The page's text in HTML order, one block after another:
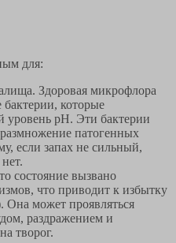
для:
Здоровая микрофлора
которые
pH. Эти бактерии
патогенных
если запах не сильный,
состояние вызвано
что приводит к избытку
Она может проявляться
раздражением и
творог.